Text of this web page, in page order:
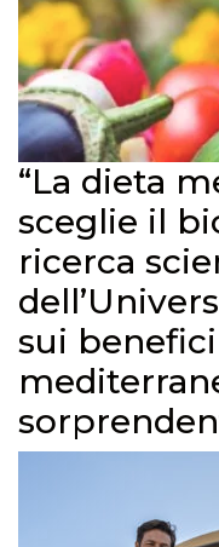
“La dieta
sceglie il
ricerca
sui